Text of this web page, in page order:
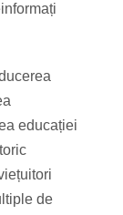
educației
de